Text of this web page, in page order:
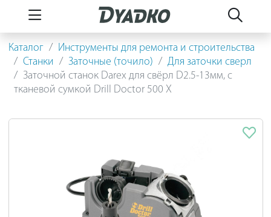
Каталог
Инструменты для ремонта и строительства
Станки
Заточные (точило)
Для заточки сверл
Заточной станок Darex для свёрл D2.5-13мм, с
тканевой сумкой Drill Doctor 500 X